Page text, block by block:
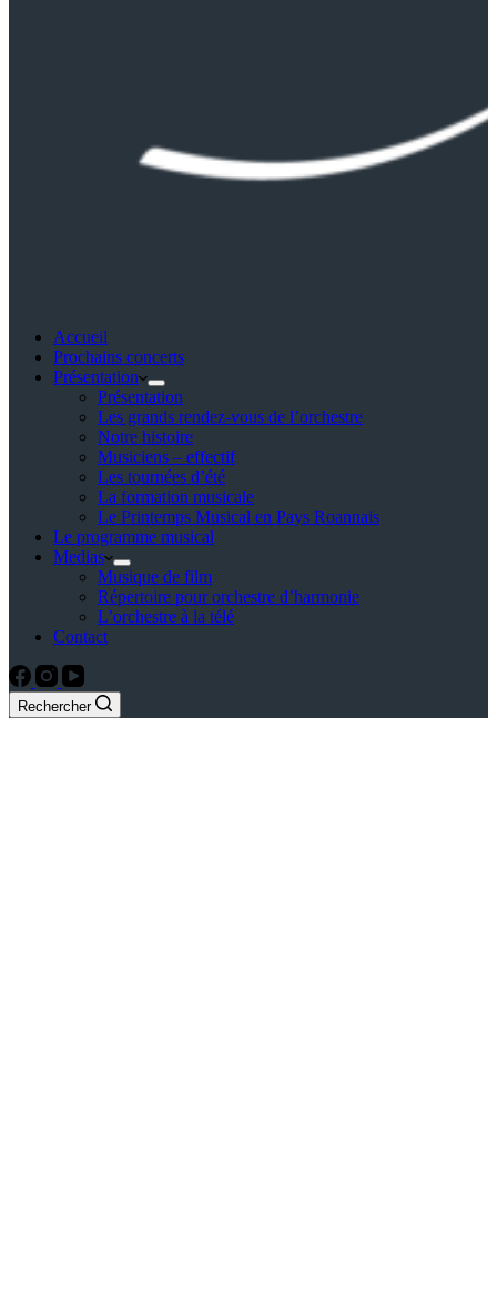
Accueil
Prochains concerts
Présentation
Présentation
Les grands rendez-vous de l’orchestre
Notre histoire
Musiciens – effectif
Les tournées d’été
La formation musicale
Le Printemps Musical en Pays Roannais
Le programme musical
Medias
Musique de film
Répertoire pour orchestre d’harmonie
L’orchestre à la télé
Contact
Rechercher